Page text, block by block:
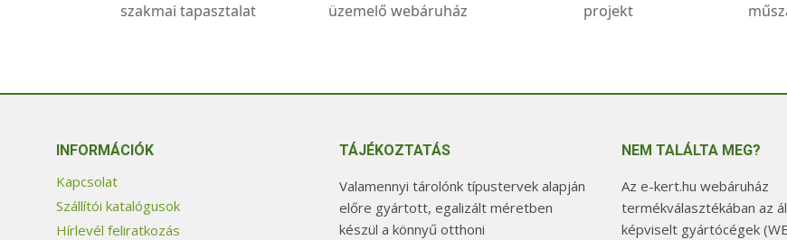
szakmai tapasztalat üzemelő webáruház projekt
INFORMÁCIÓK
Kapcsolat
Szállítói katalógusok
Hírlevél feliratkozás
TÁJÉKOZTATÁS
Valamennyi tárolónk típustervek alapján
előre gyártott, egalizált méretben
készül a könnyű otthoni
NEM TALÁLTA MEG?
Az e-kert.hu webáruház
termékválasztékában az
képviselt gyártócégek